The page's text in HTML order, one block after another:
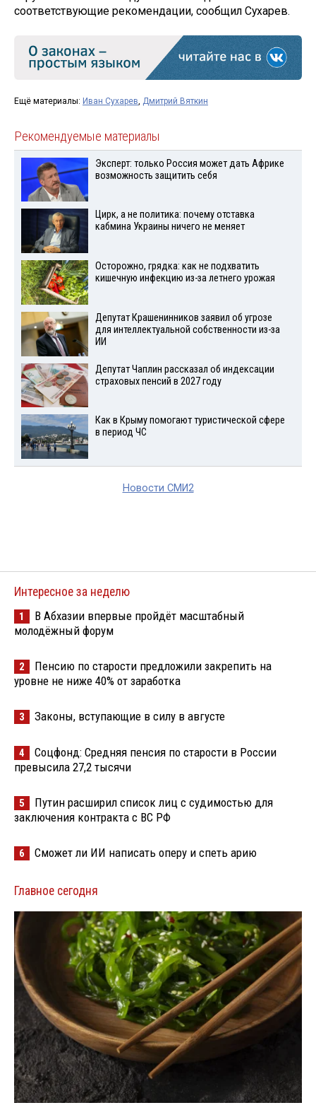
соответствующие рекомендации, сообщил Сухарев.
Ещё материалы: Иван Сухарев Дмитрий Вяткин
Рекомендуемые материалы
Эксперт: только Россия может дать Африке
возможность защитить себя
Цирк, а не политика: почему отставка
кабмина Украины ничего не меняет
Осторожно, грядка: как не подхватить
кишечную инфекцию из-за летнего урожая
Депутат Крашенинников заявил об угрозе
для интеллектуальной собственности из-за
ИИ
Депутат Чаплин рассказал об индексации
страховых пенсий в 2027 году
Как в Крыму помогают туристической сфере
в период ЧС
Новости СМИ2
Интересное за неделю
1
В Абхазии впервые пройдёт масштабный
молодёжный форум
2
Пенсию по старости предложили закрепить на
уровне не ниже 40% от заработка
3 Законы, вступающие в силу в августе
4
Соцфонд: Средняя пенсия по старости в России
превысила 27,2 тысячи
5
Путин расширил список лиц с судимостью для
заключения контракта с ВС РФ
6 Сможет ли ИИ написать оперу и спеть арию
Главное сегодня